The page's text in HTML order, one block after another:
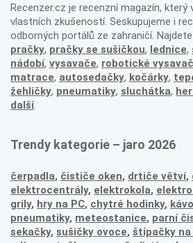
Recenzer.cz je recenzní magazín, který
vlastních zkušeností. Seskupujeme i
odborných portálů ze zahraničí.
pračky, pračky se sušičkou, lednice,
nádobí, vysavače, robotické
matrace, autosedačky, kočárky,
žehličky, pneumatiky, sluchátka,
další.
Trendy kategorie – jaro 2026
čerpadla, čističe oken, drtiče větví,
elektrocentrály, elektrokola,
grily, hry na PC, chytré hodinky,
pneumatiky, meteostanice, parní
sekačky, sušičky ovoce, štípačky na